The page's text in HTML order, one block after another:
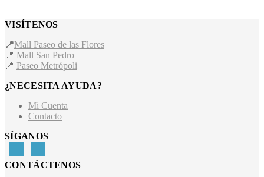
VISÍTENOS
📍Mall Paseo de las Flores
📍 Mall San Pedro
📍 Paseo Metrópoli
¿NECESITA AYUDA?
Mi Cuenta
Contacto
SÍGANOS
CONTÁCTENOS